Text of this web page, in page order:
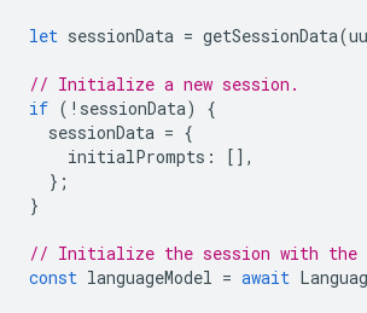
let sessionData = getSessionData(
// Initialize a new session.
if ( ! sessionData)
{
sessionData = {
initialPrompts :
[],
};
}
// Initialize the session with the
const languageModel = await